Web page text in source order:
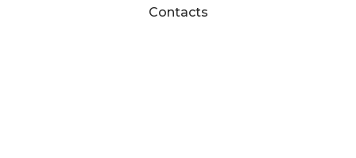
Contacts